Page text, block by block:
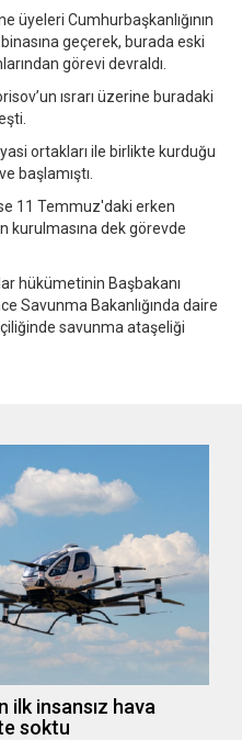
üyeleri Cumhurbaşkanlığının
geçerek, burada eski
görevi devraldı.
ısrarı üzerine buradaki
ortakları ile birlikte kurduğu
başlamıştı.
11 Temmuz'daki erken
kurulmasına dek görevde
hükümetinin Başbakanı
Savunma Bakanlığında daire
savunma ataşeliği
ilk insansız hava
soktu